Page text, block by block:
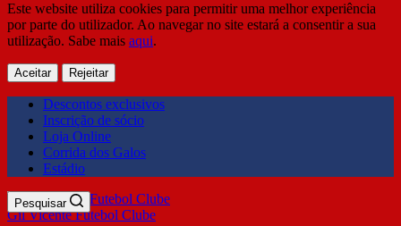
Este website utiliza cookies para permitir uma melhor experiência
por parte do utilizador. Ao navegar no site estará a consentir a sua
utilização. Sabe mais aqui.
Aceitar Rejeitar
Descontos exclusivos
Inscrição de sócio
Loja Online
Corrida dos Galos
Estádio
Gil Vicente Futebol Clube
Pesquisar